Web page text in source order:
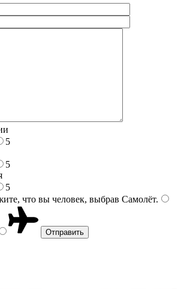
5
5
5
что вы человек, выбрав Самолёт.